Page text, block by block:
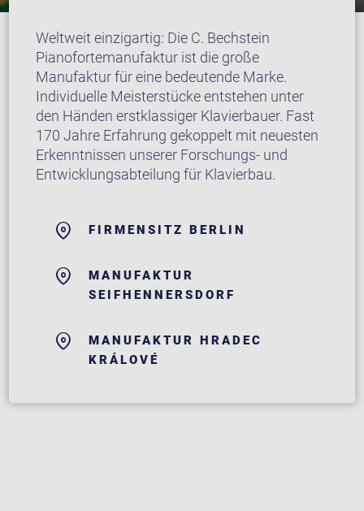
Weltweit einzigartig: Die C. Bechstein
Pianofortemanufaktur ist die große
Manufaktur für eine bedeutende Marke.
Individuelle Meisterstücke entstehen unter
den Händen erstklassiger Klavierbauer. Fast
170 Jahre Erfahrung gekoppelt mit neuesten
Erkenntnissen unserer Forschungs- und
Entwicklungsabteilung für Klavierbau.
FIRMENSITZ BERLIN
MANUFAKTUR
SEIFHENNERSDORF
MANUFAKTUR HRADEC
KRÁLOVÉ